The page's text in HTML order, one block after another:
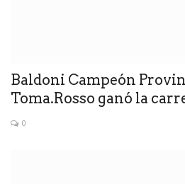
Baldoni Campeón
Toma.Rosso ganó la
0